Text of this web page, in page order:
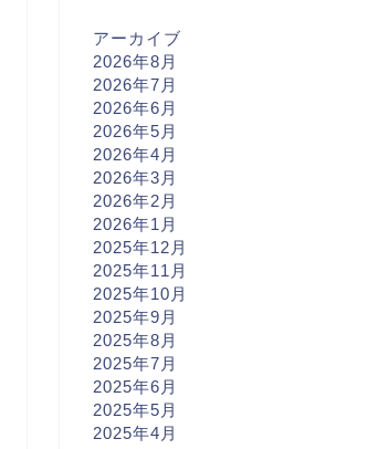
アーカイブ
2026年8月
2026年7月
2026年6月
2026年5月
2026年4月
2026年3月
2026年2月
2026年1月
2025年12月
2025年11月
2025年10月
2025年9月
2025年8月
2025年7月
2025年6月
2025年5月
2025年4月